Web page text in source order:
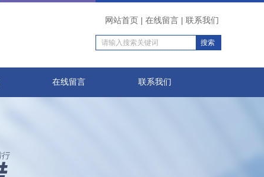
网站首页 | 在线留言 | 联系我们
在线留言 联系我们